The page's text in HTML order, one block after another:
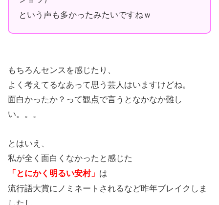
という声も多かったみたいですねｗ
もちろんセンスを感じたり、
よく考えてるなあって思う芸人はいますけどね。
面白かったか？って観点で言うとなかなか難し
い。。。
とはいえ、
私が全く面白くなかったと感じた
「とにかく明るい安村」 は
流行語大賞にノミネートされるなど昨年ブレイクしま